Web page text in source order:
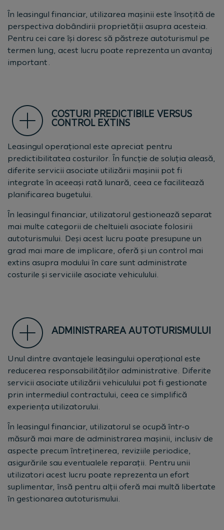
În leasingul financiar, utilizarea mașinii este însoțită de
perspectiva dobândirii proprietății asupra acesteia.
Pentru cei care își doresc să păstreze autoturismul pe
termen lung, acest lucru poate reprezenta un avantaj
important.
COSTURI PREDICTIBILE VERSUS
CONTROL EXTINS
Leasingul operațional este apreciat pentru
predictibilitatea costurilor. În funcție de soluția aleasă,
diferite servicii asociate utilizării mașinii pot fi
integrate în aceeași rată lunară, ceea ce facilitează
planificarea bugetului.
În leasingul financiar, utilizatorul gestionează separat
mai multe categorii de cheltuieli asociate folosirii
autoturismului. Deși acest lucru poate presupune un
grad mai mare de implicare, oferă și un control mai
extins asupra modului în care sunt administrate
costurile și serviciile asociate vehiculului.
ADMINISTRAREA AUTOTURISMULUI
Unul dintre avantajele leasingului operațional este
reducerea responsabilităților administrative. Diferite
servicii asociate utilizării vehiculului pot fi gestionate
prin intermediul contractului, ceea ce simplifică
experiența utilizatorului.
În leasingul financiar, utilizatorul se ocupă într-o
măsură mai mare de administrarea mașinii, inclusiv de
aspecte precum întreținerea, reviziile periodice,
asigurările sau eventualele reparații. Pentru unii
utilizatori acest lucru poate reprezenta un efort
suplimentar, însă pentru alții oferă mai multă libertate
în gestionarea autoturismului.